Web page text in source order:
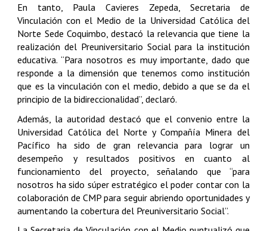
En tanto, Paula Cavieres Zepeda, Secretaria de
Vinculación con el Medio de la Universidad Católica del
Norte Sede Coquimbo, destacó la relevancia que tiene la
realización del Preuniversitario Social para la institución
educativa. “Para nosotros es muy importante, dado que
responde a la dimensión que tenemos como institución
que es la vinculación con el medio, debido a que se da el
principio de la bidireccionalidad”, declaró.
Además, la autoridad destacó que el convenio entre la
Universidad Católica del Norte y Compañía Minera del
Pacífico ha sido de gran relevancia para lograr un
desempeño y resultados positivos en cuanto al
funcionamiento del proyecto, señalando que “para
nosotros ha sido súper estratégico el poder contar con la
colaboración de CMP para seguir abriendo oportunidades y
aumentando la cobertura del Preuniversitario Social”.